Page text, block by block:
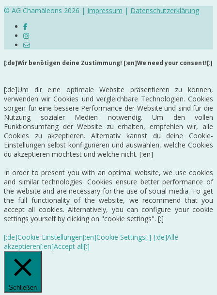
© AG Chamäleons 2026 | Impressum | Datenschutzerklärung
[:de]Wir benötigen deine Zustimmung! [:en]We need your consent![:]
[:de]Um dir eine optimale Website präsentieren zu können,
verwenden wir Cookies und vergleichbare Technologien. Cookies
sorgen für eine bessere Performance der Website und sind für die
Nutzung sozialer Medien notwendig. Um den vollen
Funktionsumfang der Website zu erhalten, empfehlen wir, alle
Cookies zu akzeptieren. Alternativ kannst du deine Cookie-
Einstellungen selbst konfigurieren und auswählen, welche Cookies
du akzeptieren möchtest und welche nicht. [:en]
In order to present you with an optimal website, we use cookies
and similar technologies. Cookies ensure better performance of
the website and are necessary for the use of social media. To get
the full functionality of the website, we recommend that you
accept all cookies. Alternatively, you can configure your cookie
settings yourself by clicking on "cookie settings". [:]
[:de]Cookie-Einstellungen[:en]Cookie Settings[:] [:de]Alle
akzeptieren[:en]Accept all[:]
Schließen